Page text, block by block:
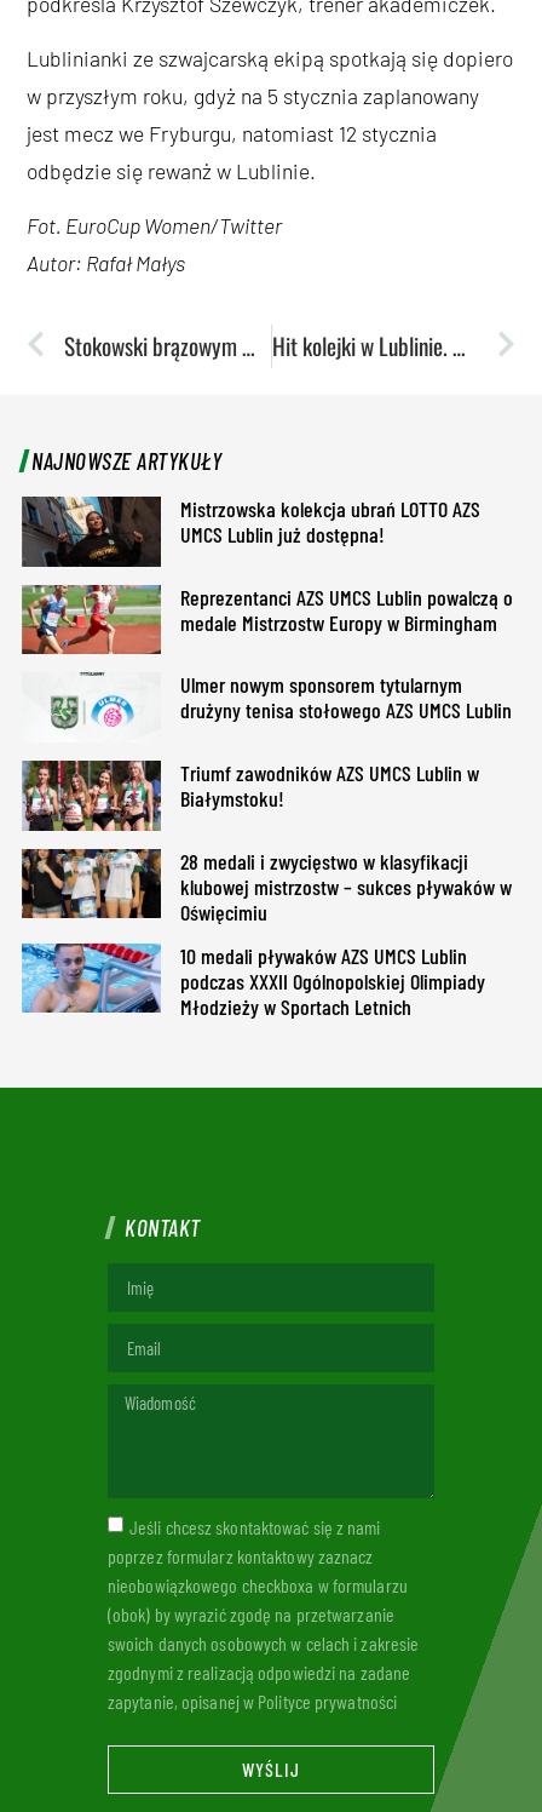
Lublinianki ze szwajcarską ekipą spotkają się dopiero
w przyszłym roku, gdyż na 5 stycznia zaplanowany
jest mecz we Fryburgu, natomiast 12 stycznia
odbędzie się rewanż w Lublinie.
Fot. EuroCup Women/Twitter
Autor: Rafał Małys
Stokowski brązowym medalistą mistrzostw świata! Hit kolejki w Lublinie. Wicemistrzynie kontra mistrzynie kraju
NAJNOWSZE ARTYKUŁY
Mistrzowska kolekcja ubrań LOTTO AZS
UMCS Lublin już dostępna!
Reprezentanci AZS UMCS Lublin powalczą o
medale Mistrzostw Europy w Birmingham
Ulmer nowym sponsorem tytularnym
drużyny tenisa stołowego AZS UMCS Lublin
Triumf zawodników AZS UMCS Lublin w
Białymstoku!
28 medali i zwycięstwo w klasyfikacji
klubowej mistrzostw – sukces pływaków w
Oświęcimiu
10 medali pływaków AZS UMCS Lublin
podczas XXXII Ogólnopolskiej Olimpiady
Młodzieży w Sportach Letnich
KONTAKT
Jeśli chcesz skontaktować się z nami
poprzez formularz kontaktowy zaznacz
nieobowiązkowego checkboxa w formularzu
(obok) by wyrazić zgodę na przetwarzanie
swoich danych osobowych w celach i zakresie
zgodnymi z realizacją odpowiedzi na zadane
zapytanie, opisanej w Polityce prywatności
WYŚLIJ